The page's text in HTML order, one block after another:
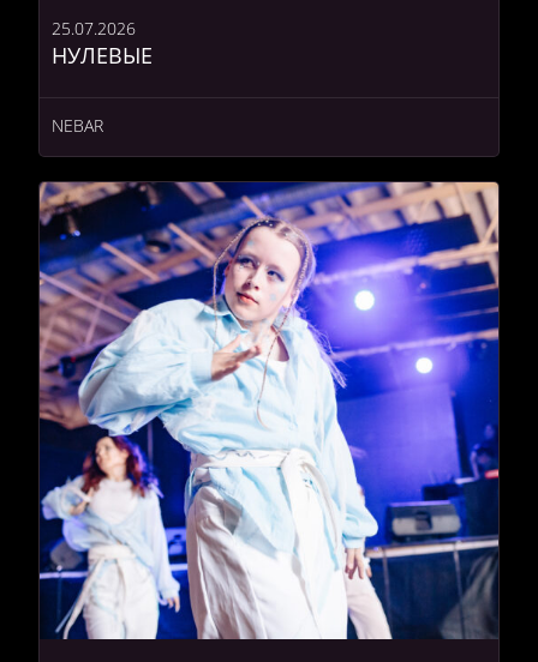
НУЛЕВЫЕ
25.07.2026
NEBAR